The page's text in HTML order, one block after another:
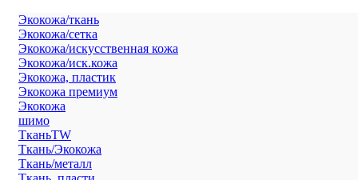
Экокожа/ткань
Экокожа/сетка
Экокожа/искусственная кожа
Экокожа/иск.кожа
Экокожа, пластик
Экокожа премиум
Экокожа
шимо
ТканьTW
Ткань/Экокожа
Ткань/металл